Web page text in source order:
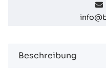
Beschreibung